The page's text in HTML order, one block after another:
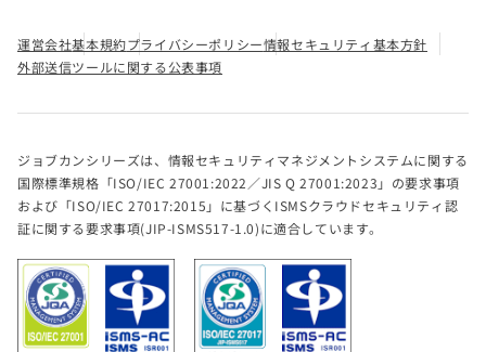
運営会社基本規約プライバシーポリシー情報セキュリティ基本方針
外部送信ツールに関する公表事項
ジョブカンシリーズは、情報セキュリティマネジメントシステムに関する
国際標準規格「ISO/IEC 27001:2022／JIS Q 27001:2023」の要求事項
および「ISO/IEC 27017:2015」に基づくISMSクラウドセキュリティ認
証に関する要求事項(JIP-ISMS517-1.0)に適合しています。